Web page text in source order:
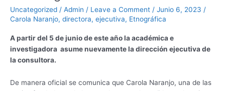
Uncategorized / Admin / Leave a Comment / Junio 6, 2023 /
Carola Naranjo, directora, ejecutiva, Etnográfica
A partir del 5 de junio de este año la académica e
investigadora asume nuevamente la dirección ejecutiva de
la consultora.
De manera oficial se comunica que Carola Naranjo, una de las